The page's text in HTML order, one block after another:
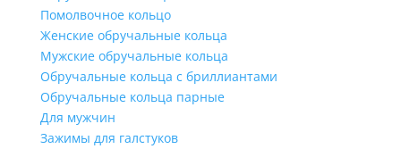
Помолвочное кольцо
Женские обручальные кольца
Мужские обручальные кольца
Обручальные кольца с бриллиантами
Обручальные кольца парные
Для мужчин
Зажимы для галстуков